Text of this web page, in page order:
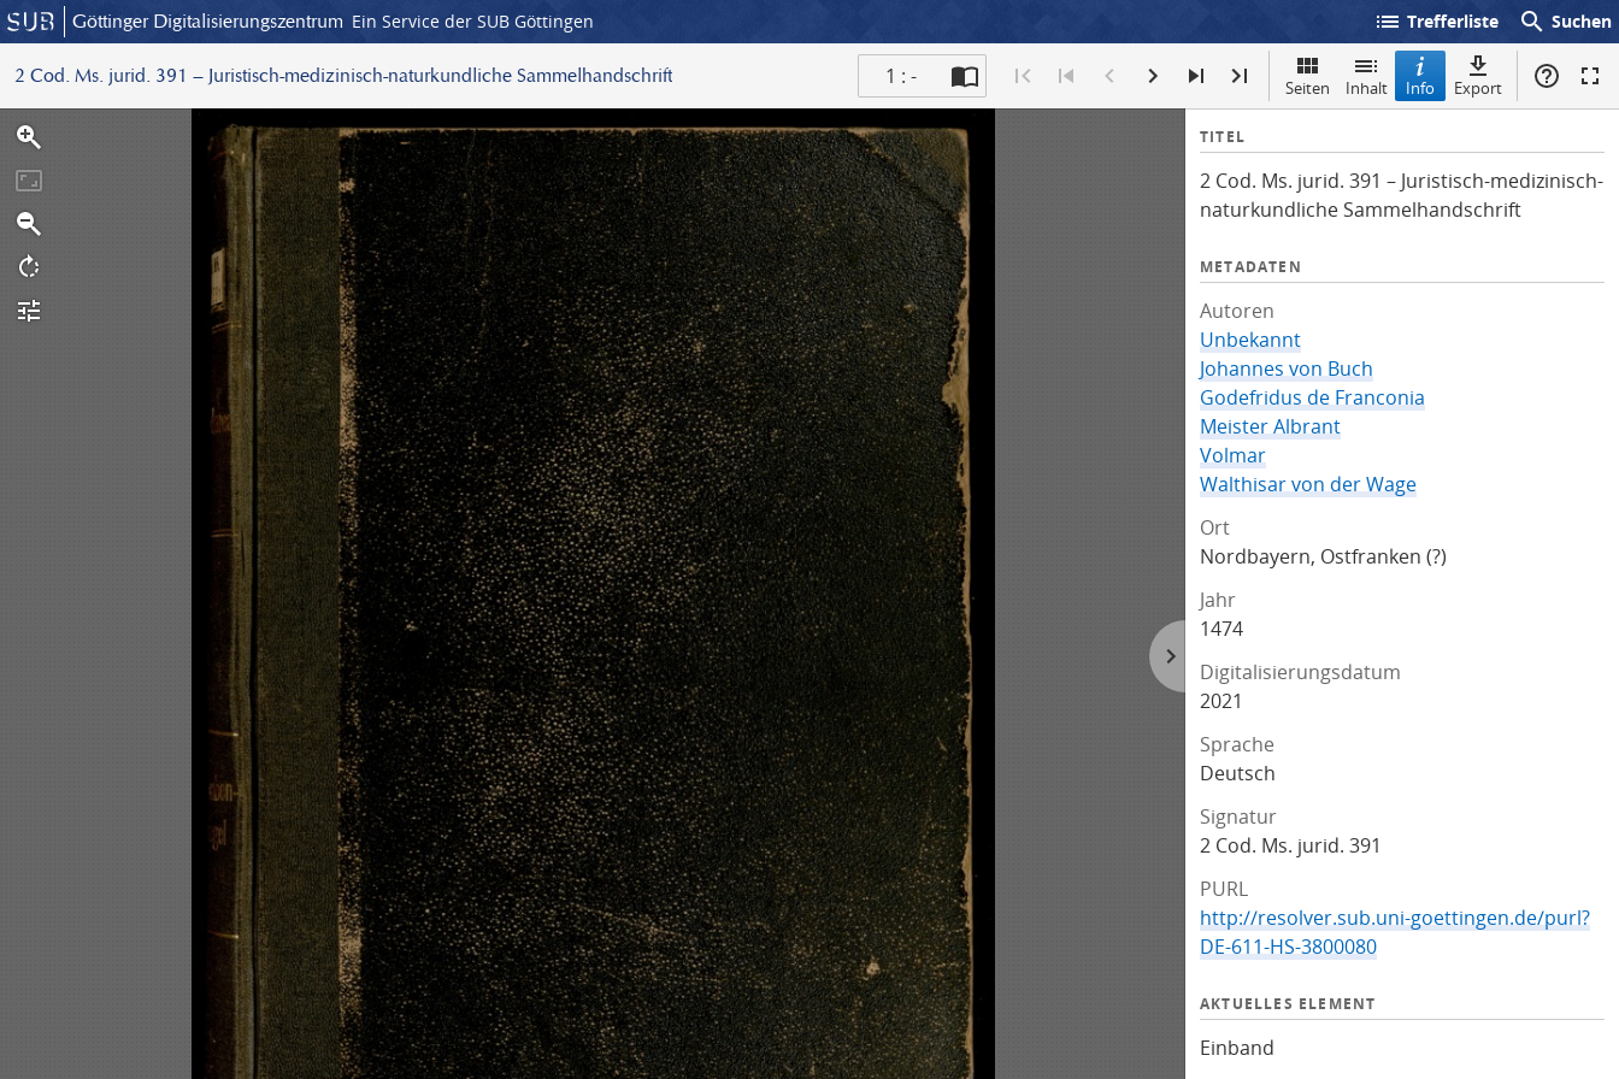
Göttinger Digitalisierungszentrum Ein Service der SUB Göttingen list Trefferliste search Suchen
2 Cod. Ms. jurid. 391 – Juristisch-medizinisch-naturkundliche Sammelhandschrift 1 : - Seiten Inhalt Info Export
I
f
o
TITEL
2 Cod. Ms. jurid. 391 – Juristisch-medizinisch-
naturkundliche Sammelhandschrift
METADATEN
Autoren
Unbekannt
Johannes von Buch
Godefridus de Franconia
Meister Albrant
Volmar
Walthisar von der Wage
Ort
Nordbayern, Ostfranken (?)
Jahr
1474
Digitalisierungsdatum
2021
Sprache
Deutsch
Signatur
2 Cod. Ms. jurid. 391
PURL
http://resolver.sub.uni-goettingen.de/purl?
DE-611-HS-3800080
AKTUELLES ELEMENT
Einband